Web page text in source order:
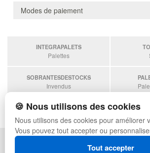
Modes de paiement
INTEGRAPALETS
Palettes
SOBRANTESDESTOCKS
Invendus
ESTANTERIASKIT
Estanterias
POLITIQUE DE CONFIDENTIALITÉ
PLAN DU
🍪 Nous utilisons des cookies
Nous utilisons des cookies pour améliorer
Vous pouvez tout accepter ou
Tout accepter